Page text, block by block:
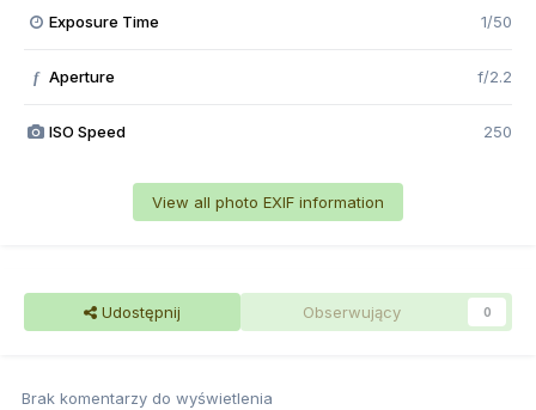
Exposure Time 1/50
f Aperture f/2.2
ISO Speed 250
View all photo EXIF information
Udostępnij Obserwujący 0
Brak komentarzy do wyświetlenia